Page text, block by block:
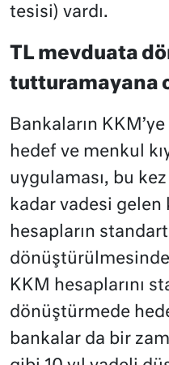
tesisi) vardı.
TL mevduata
tutturamayana
Bankaların
hedef ve menkul
uygulaması, bu
kadar vadesi gelen
hesapların
KKM hesaplarını
dönüştürmede
bankalar da bir